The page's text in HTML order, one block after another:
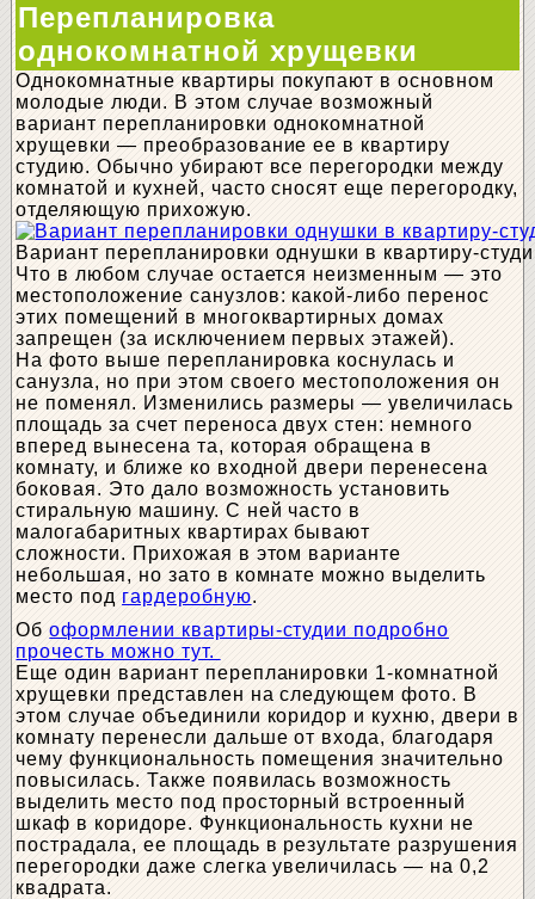
Перепланировка
однокомнатной хрущевки
Однокомнатные квартиры покупают в основном
молодые люди. В этом случае возможный
вариант перепланировки однокомнатной
хрущевки — преобразование ее в квартиру
студию. Обычно убирают все перегородки между
комнатой и кухней, часто сносят еще перегородку,
отделяющую прихожую.
Вариант перепланировки однушки в квартиру-
Что в любом случае остается неизменным — это
местоположение санузлов: какой-либо перенос
этих помещений в многоквартирных домах
запрещен (за исключением первых этажей).
На фото выше перепланировка коснулась и
санузла, но при этом своего местоположения он
не поменял. Изменились размеры — увеличилась
площадь за счет переноса двух стен: немного
вперед вынесена та, которая обращена в
комнату, и ближе ко входной двери перенесена
боковая. Это дало возможность установить
стиральную машину. С ней часто в
малогабаритных квартирах бывают
сложности. Прихожая в этом варианте
небольшая, но зато в комнате можно выделить
место под гардеробную.
Обоформлении квартиры-студии подробно
прочесть можно тут.
Еще один вариант перепланировки 1-комнатной
хрущевки представлен на следующем фото. В
этом случае объединили коридор и кухню, двери в
комнату перенесли дальше от входа, благодаря
чему функциональность помещения значительно
повысилась. Также появилась возможность
выделить место под просторный встроенный
шкаф в коридоре. Функциональность кухни не
пострадала, ее площадь в результате разрушения
перегородки даже слегка увеличилась — на 0,2
квадрата.